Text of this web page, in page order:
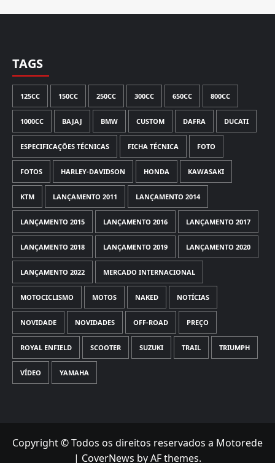
TAGS
125CC 150CC 250CC 300CC 650CC 800CC
1000CC BAJAJ BMW CUSTOM DAFRA DUCATI
ESPECIFICAÇÕES TÉCNICAS FICHA TÉCNICA FOTO
FOTOS HARLEY-DAVIDSON HONDA KAWASAKI
KTM LANÇAMENTO 2011 LANÇAMENTO 2014
LANÇAMENTO 2015 LANÇAMENTO 2016 LANÇAMENTO 2017
LANÇAMENTO 2018 LANÇAMENTO 2019 LANÇAMENTO 2020
LANÇAMENTO 2022 MERCADO INTERNACIONAL
MOTOCICLISMO MOTOS NAKED NOTÍCIAS
NOVIDADE NOVIDADES OFF-ROAD PREÇO
ROYAL ENFIELD SCOOTER SUZUKI TRAIL TRIUMPH
VÍDEO YAMAHA
Copyright © Todos os direitos reservados a Motorede
| CoverNews by AF themes.